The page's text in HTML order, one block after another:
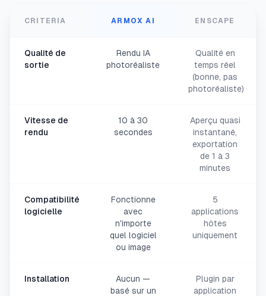
CRITERIA ARMOX AI ENSCAPE
Qualité de
sortie
Rendu IA
photoréaliste
Qualité en
temps réel
(bonne, pas
photoréaliste)
Vitesse de
rendu
10 à 30
secondes
Aperçu quasi
instantané,
exportation
de 1 à 3
minutes
Compatibilité
logicielle
Fonctionne
avec
n'importe
quel logiciel
ou image
5
applications
hôtes
uniquement
Installation
Aucun —
basé sur un
Plugin par
application